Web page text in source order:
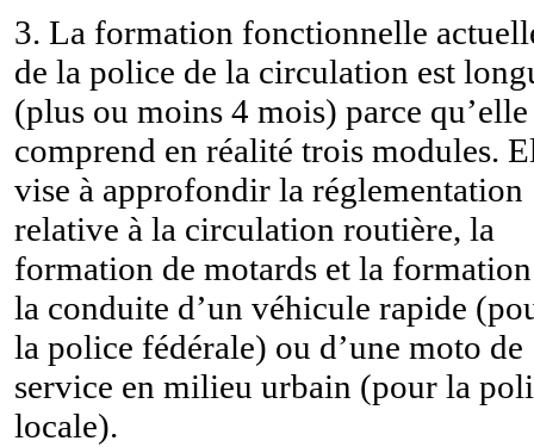
3. La formation fonctionnelle
de la police de la circulation est
(plus ou moins 4 mois) parce qu’elle
comprend en réalité trois modules.
vise à approfondir la réglementation
relative à la circulation routière, la
formation de motards et la
la conduite d’un véhicule rapide
la police fédérale) ou d’une moto de
service en milieu urbain (pour la
locale).